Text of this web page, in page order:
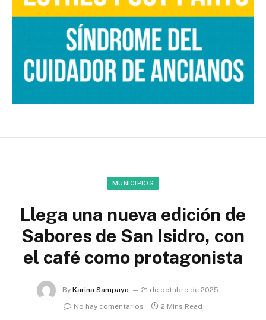
MUNICIPIOS
Llega una nueva edición de
Sabores de San Isidro, con
el café como protagonista
By Karina Sampayo
21 de octubre de 2025
No hay comentarios
2 Mins Read